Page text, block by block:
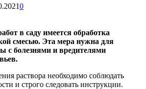
0
в саду имеется обработка
смесью. Эта мера нужна для
с болезнями и вредителями
раствора необходимо соблюдать
и строго следовать инструкции.